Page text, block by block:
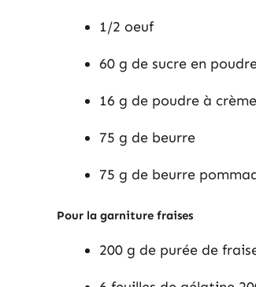
1/2 oeuf
60 g de sucre en
16 g de poudre à
75 g de beurre
75 g de beurre
Pour la garniture fraises
200 g de purée de